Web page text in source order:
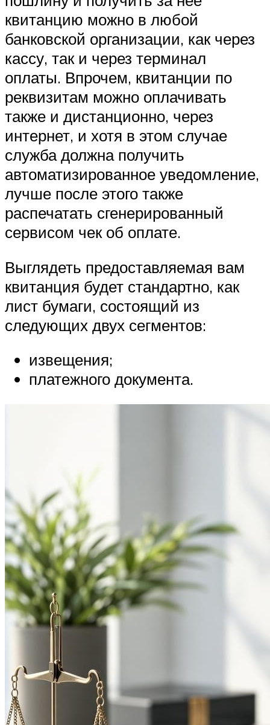
квитанцию можно в любой
банковской организации, как через
кассу, так и через терминал
оплаты. Впрочем, квитанции по
реквизитам можно оплачивать
также и дистанционно, через
интернет, и хотя в этом случае
служба должна получить
автоматизированное уведомление,
лучше после этого также
распечатать сгенерированный
сервисом чек об оплате.
Выглядеть предоставляемая вам
квитанция будет стандартно, как
лист бумаги, состоящий из
следующих двух сегментов:
извещения;
платежного документа.